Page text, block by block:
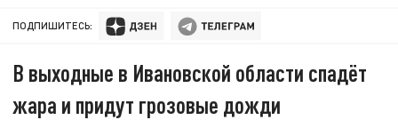
ПОДПИШИТЕСЬ:
В выходные в Ивановской области спадёт
жара и придут грозовые дожди